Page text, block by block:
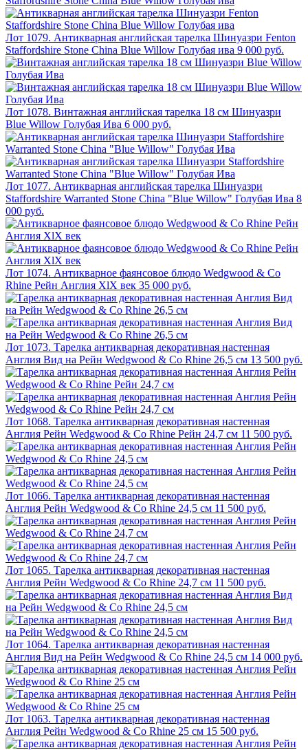
Лот 1079. Антикварная английская тарелка Шинуазри Fenton
Staffordshire Stone China Blue Willow Голубая ива 9 000 руб.
Лот 1078. Винтажная английская тарелка 18 см Шинуазри
Blue Willow Голубая Ива 6 000 руб.
Лот 1077. Антикварная английская тарелка Шинуазри
Staffordshire Warranted Stone China "Blue Willow" Голубая Ива 8
000 руб.
Лот 1074. Антикварное фаянсовое блюдо Wedgwood & Co
Rhine Рейн Англия XlX век 35 000 руб.
Лот 1073. Тарелка антикварная декоративная настенная
Англия Вид на Рейн Wedgwood & Co Rhine 26,5 см 13 500 руб.
Лот 1068. Тарелка антикварная декоративная настенная
Англия Рейн Wedgwood & Co Rhine Рейн 24,7 см 11 500 руб.
Лот 1066. Тарелка антикварная декоративная настенная
Англия Рейн Wedgwood & Co Rhine 24,5 см 11 500 руб.
Лот 1065. Тарелка антикварная декоративная настенная
Англия Рейн Wedgwood & Co Rhine 24,7 см 11 500 руб.
Лот 1064. Тарелка антикварная декоративная настенная
Англия Вид на Рейн Wedgwood & Co Rhine 24,5 см 14 000 руб.
Лот 1063. Тарелка антикварная декоративная настенная
Англия Рейн Wedgwood & Co Rhine 25 см 15 500 руб.